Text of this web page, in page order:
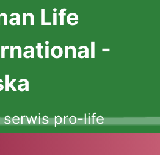
Life
-
serwis pro-life